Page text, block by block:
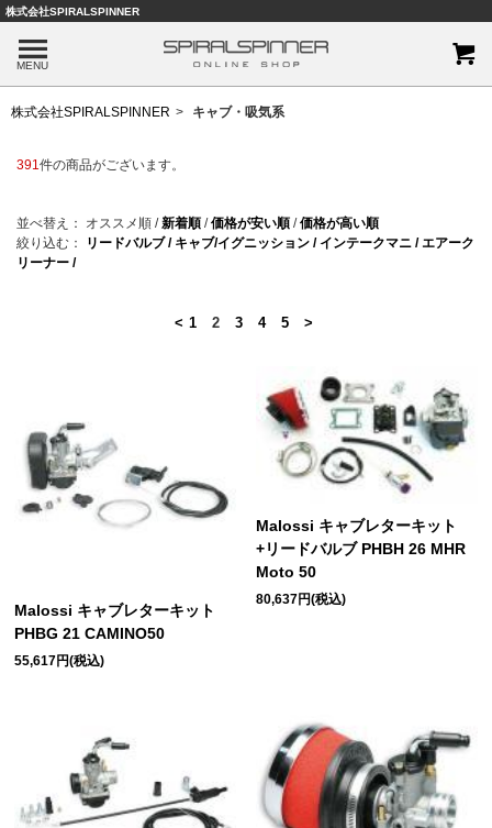
株式会社SPIRALSPINNER
MENU
株式会社SPIRALSPINNER キャブ・吸気系
391件の商品がございます。
並べ替え： オススメ順 /新着順 /価格が安い順 /価格が高い順
絞り込む：
リードバルブ / キャブ/イグニッション / インテークマニ / エアーク
リーナー /
< 1 2 3 4 5 >
Malossi キャブレターキット
PHBG 21 CAMINO50
55,617円(税込)
Malossi キャブレターキット
+リードバルブ PHBH 26 MHR
Moto 50
80,637円(税込)